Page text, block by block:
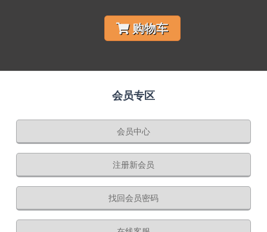
购物车
会员专区
会员中心
注册新会员
找回会员密码